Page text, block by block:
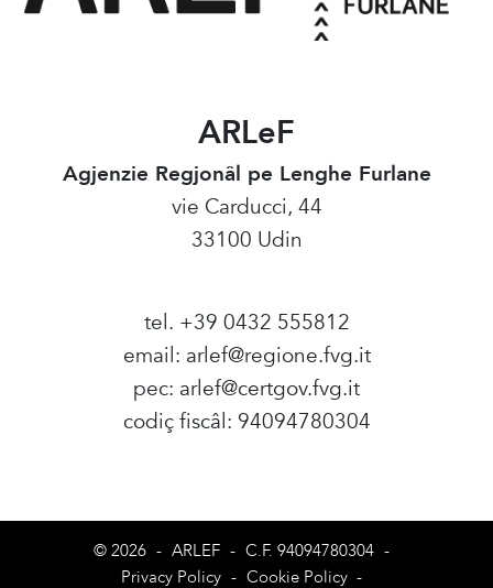
ARLeF
Agjenzie Regjonâl pe Lenghe Furlane
vie Carducci, 44
33100 Udin
tel. +39 0432 555812
email: arlef@regione.fvg.it
pec: arlef@certgov.fvg.it
codiç fiscâl: 94094780304
© 2026 - ARLEF - C.F. 94094780304 -
Privacy Policy - Cookie Policy -